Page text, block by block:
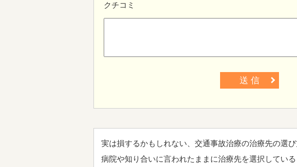
クチコミ
送 信
実は損するかもしれない、交通事故治療の治療先の選び
病院や知り合いに言われたままに治療先を選択してい